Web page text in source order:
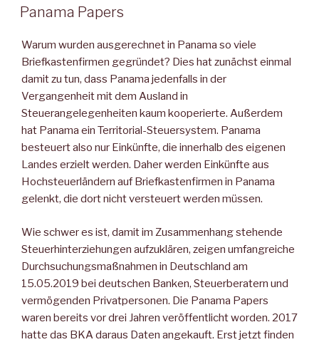
AM
Panama Papers
Warum wurden ausgerechnet in Panama so viele
Briefkastenfirmen gegründet? Dies hat zunächst einmal
damit zu tun, dass Panama jedenfalls in der
Vergangenheit mit dem Ausland in
Steuerangelegenheiten kaum kooperierte. Außerdem
hat Panama ein Territorial-Steuersystem. Panama
besteuert also nur Einkünfte, die innerhalb des eigenen
Landes erzielt werden. Daher werden Einkünfte aus
Hochsteuerländern auf Briefkastenfirmen in Panama
gelenkt, die dort nicht versteuert werden müssen.
Wie schwer es ist, damit im Zusammenhang stehende
Steuerhinterziehungen aufzuklären, zeigen umfangreiche
Durchsuchungsmaßnahmen in Deutschland am
15.05.2019 bei deutschen Banken, Steuerberatern und
vermögenden Privatpersonen. Die Panama Papers
waren bereits vor drei Jahren veröffentlicht worden. 2017
hatte das BKA daraus Daten angekauft. Erst jetzt finden